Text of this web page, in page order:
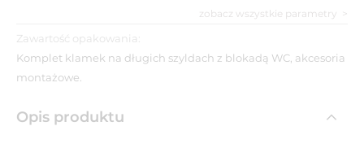
zobacz wszystkie parametry
Zawartość opakowania:
Komplet klamek na długich szyldach z blokadą WC, akcesoria
montażowe.
Opis produktu